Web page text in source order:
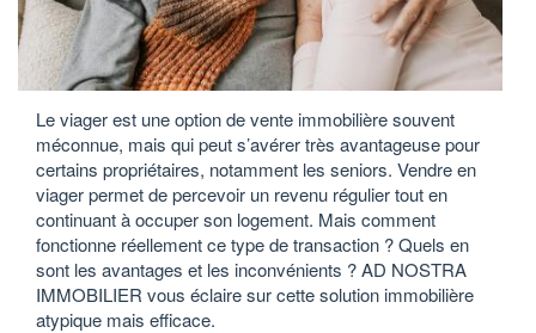
Le viager est une option de vente immobilière souvent
méconnue, mais qui peut s’avérer très avantageuse pour
certains propriétaires, notamment les seniors. Vendre en
viager permet de percevoir un revenu régulier tout en
continuant à occuper son logement. Mais comment
fonctionne réellement ce type de transaction ? Quels en
sont les avantages et les inconvénients ? AD NOSTRA
IMMOBILIER vous éclaire sur cette solution immobilière
atypique mais efficace.